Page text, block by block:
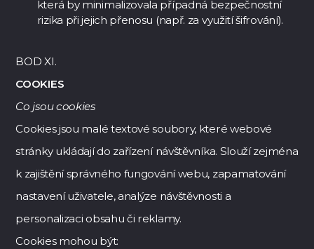
která by minimalizovala případná bezpečnostní
rizika při jejich přenosu (např. za využití šifrování).
BOD XI.
COOKIES
Co jsou cookies
Cookies jsou malé textové soubory, které webové
stránky ukládají do zařízení návštěvníka. Slouží zejména
k zajištění správného fungování webu, zapamatování
nastavení uživatele, analýze návštěvnosti a
personalizaci obsahu či reklamy.
Cookies mohou být: